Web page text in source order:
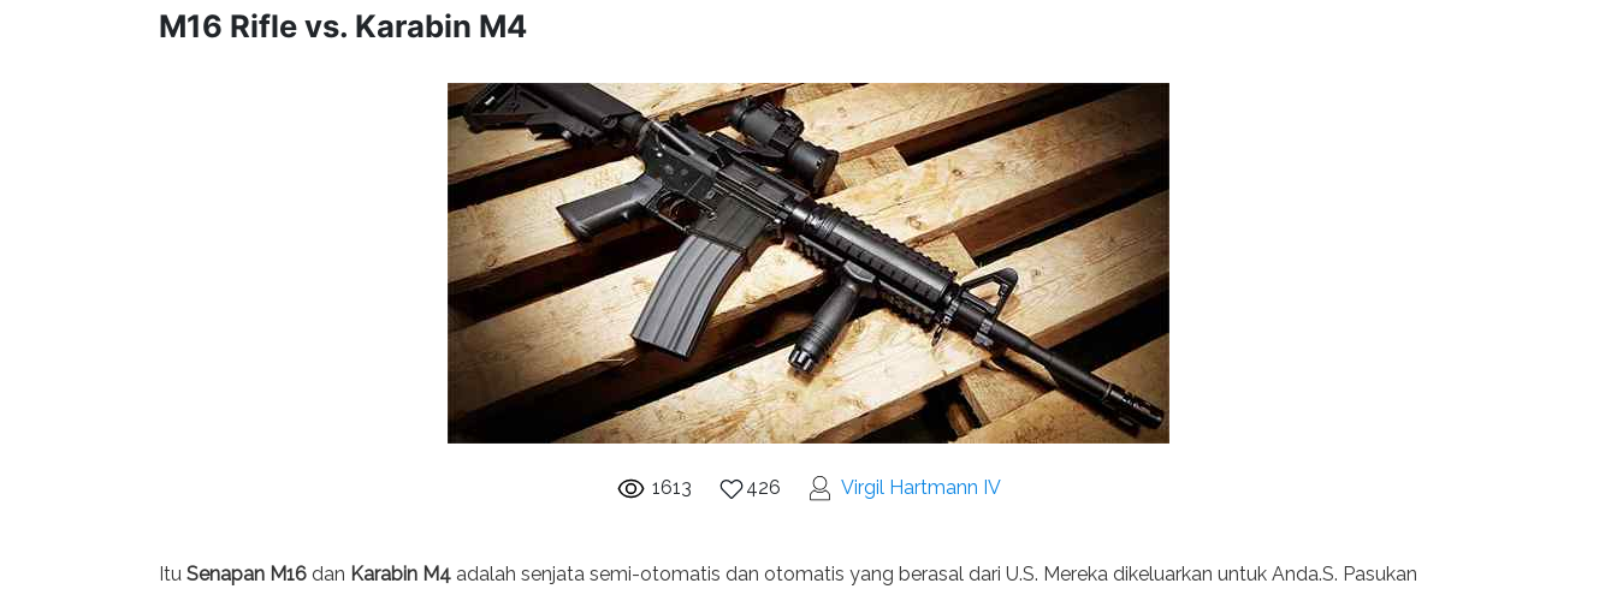
M16 Rifle vs. Karabin M4
1613 426 Virgil Hartmann IV
Itu Senapan M16 dan Karabin M4 adalah senjata semi-otomatis dan otomatis yang berasal dari U.S. Mereka dikeluarkan untuk Anda.S. Pasukan